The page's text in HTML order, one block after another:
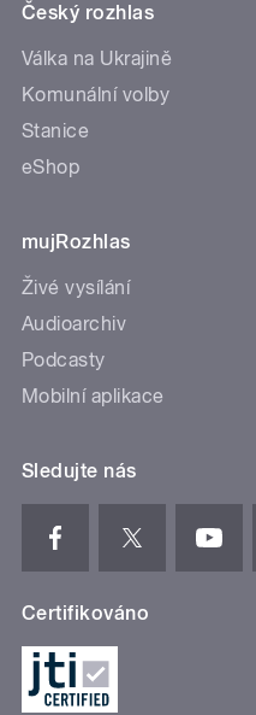
Český rozhlas
Válka na Ukrajině
Komunální volby
Stanice
eShop
mujRozhlas
Živé vysílání
Audioarchiv
Podcasty
Mobilní aplikace
Sledujte nás
Certifikováno